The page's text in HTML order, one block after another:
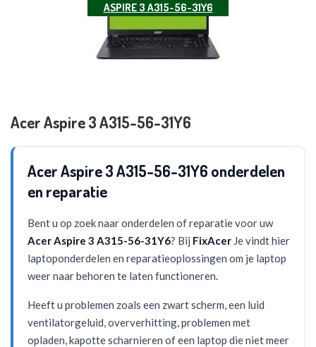
ASPIRE 3 A315-56-31Y6
Acer Aspire 3 A315-56-31Y6
Acer Aspire 3 A315-56-31Y6 onderdelen
en reparatie
Bent u op zoek naar onderdelen of reparatie voor uw
Acer Aspire 3 A315-56-31Y6? Bij FixAcer Je vindt hier
laptoponderdelen en reparatieoplossingen om je laptop
weer naar behoren te laten functioneren.
Heeft u problemen zoals een zwart scherm, een luid
ventilatorgeluid, oververhitting, problemen met
opladen, kapotte scharnieren of een laptop die niet meer